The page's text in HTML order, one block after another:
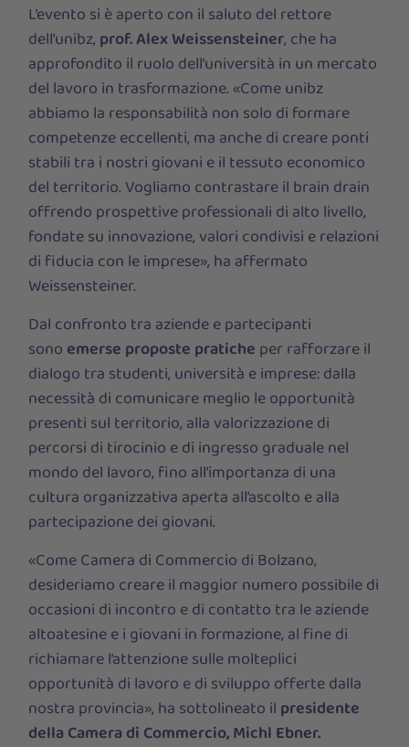
L’evento si è aperto con il saluto del rettore
dell’unibz, prof. Alex Weissensteiner, che ha
approfondito il ruolo dell’università in un mercato
del lavoro in trasformazione. «Come unibz
abbiamo la responsabilità non solo di formare
competenze eccellenti, ma anche di creare ponti
stabili tra i nostri giovani e il tessuto economico
del territorio. Vogliamo contrastare il brain drain
offrendo prospettive professionali di alto livello,
fondate su innovazione, valori condivisi e relazioni
di fiducia con le imprese», ha affermato
Weissensteiner.
Dal confronto tra aziende e partecipanti
sono emerse proposte pratiche per rafforzare il
dialogo tra studenti, università e imprese: dalla
necessità di comunicare meglio le opportunità
presenti sul territorio, alla valorizzazione di
percorsi di tirocinio e di ingresso graduale nel
mondo del lavoro, fino all’importanza di una
cultura organizzativa aperta all’ascolto e alla
partecipazione dei giovani.
«Come Camera di Commercio di Bolzano,
desideriamo creare il maggior numero possibile di
occasioni di incontro e di contatto tra le aziende
altoatesine e i giovani in formazione, al fine di
richiamare l’attenzione sulle molteplici
opportunità di lavoro e di sviluppo offerte dalla
nostra provincia», ha sottolineato il presidente
della Camera di Commercio, Michl Ebner.